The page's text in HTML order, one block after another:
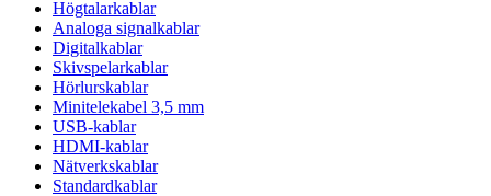
Högtalarkablar
Analoga signalkablar
Digitalkablar
Skivspelarkablar
Hörlurskablar
Minitelekabel 3,5 mm
USB-kablar
HDMI-kablar
Nätverkskablar
Standardkablar